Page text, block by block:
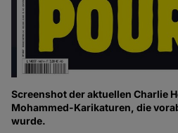
Screenshot der aktuellen Charlie
Mohammed-Karikaturen, die
wurde.